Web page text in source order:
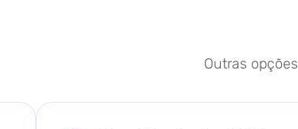
Outras opções